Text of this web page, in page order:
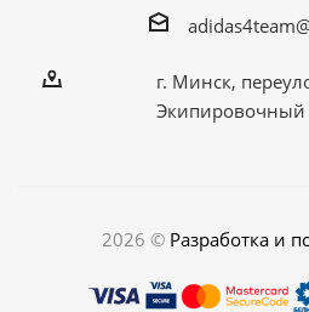
г. Минск,
Экипировочный
2026 © Разработка и